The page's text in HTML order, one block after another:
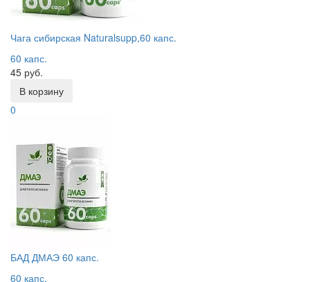
Чага сибирская Naturalsupp,60 капс.
60 капс.
45 руб.
В корзину
0
БАД ДМАЭ 60 капс.
60 капс.